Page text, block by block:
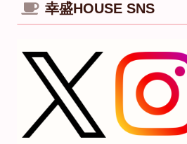
幸盛HOUSE SNS